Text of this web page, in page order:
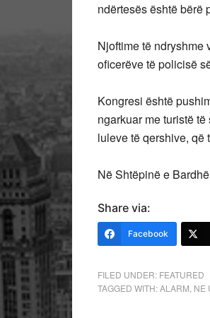
ndërtesës është bërë
Njoftime të ndryshme
oficerëve të policisë
Kongresi është
ngarkuar me turistë
luleve të qershive, që
Në Shtëpinë e
Share via:
Facebook
FILED UNDER: FEATURED
TAGGED WITH:ALARM NE